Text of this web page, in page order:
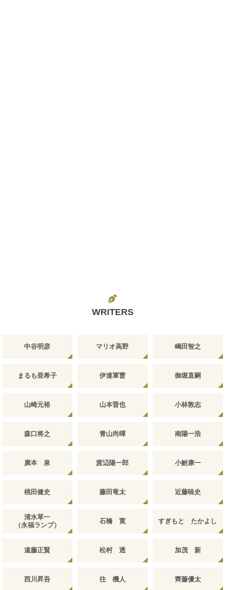
WRITERS
中谷明彦 マリオ高野 嶋田智之
まるも亜希子 伊達軍曹 御堀直嗣
山崎元裕 山本晋也 小林敦志
森口将之 青山尚暉 南陽一浩
廣本 泉 渡辺陽一郎 小鮒康一
桃田健史 藤田竜太 近藤暁史
清水草一
（永福ランプ）
石橋 寛 すぎもと たかよし
遠藤正賢 松村 透 加茂 新
西川昇吾 往 機人 齊藤優太